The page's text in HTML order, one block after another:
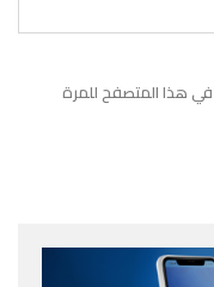
هذا المتصفح للمرة